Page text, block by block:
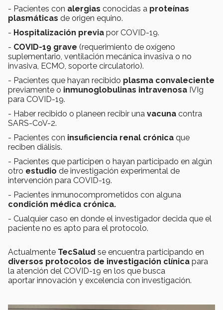
- Pacientes con alergias conocidas a proteínas
plasmáticas de origen equino.
- Hospitalización previa por COVID-19.
- COVID-19 grave (requerimiento de oxígeno
suplementario, ventilación mecánica invasiva o no
invasiva, ECMO, soporte circulatorio).
- Pacientes que hayan recibido plasma convaleciente
previamente o inmunoglobulinas intravenosa IVIg
para COVID-19.
- Haber recibido o planeen recibir una vacuna contra
SARS-CoV-2.
- Pacientes con insuficiencia renal crónica que
reciben diálisis.
- Pacientes que participen o hayan participado en algún
otro estudio de investigación experimental de
intervención para COVID-19.
- Pacientes inmunocomprometidos con alguna
condición médica crónica.
- Cualquier caso en donde el investigador decida que el
paciente no es apto para el protocolo.
Actualmente TecSalud se encuentra participando en
diversos protocolos de investigación clínica para
la atención del COVID-19 en los que busca
aportar innovación y excelencia con investigación.